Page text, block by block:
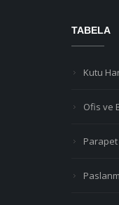
TABELA
Kutu
Ofis ve